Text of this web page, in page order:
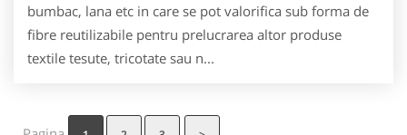
bumbac, lana etc in care se pot valorifica sub forma de
fibre reutilizabile pentru prelucrarea altor produse
textile tesute, tricotate sau n...